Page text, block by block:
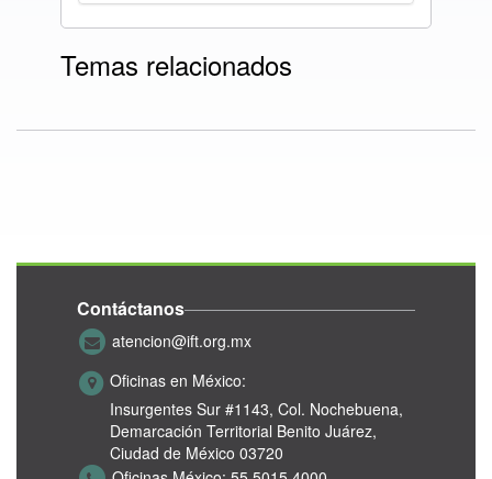
Temas relacionados
Contáctanos
atencion@ift.org.mx
Oficinas en México:
Insurgentes Sur #1143, Col. Nochebuena,
Demarcación Territorial Benito Juárez,
Ciudad de México 03720